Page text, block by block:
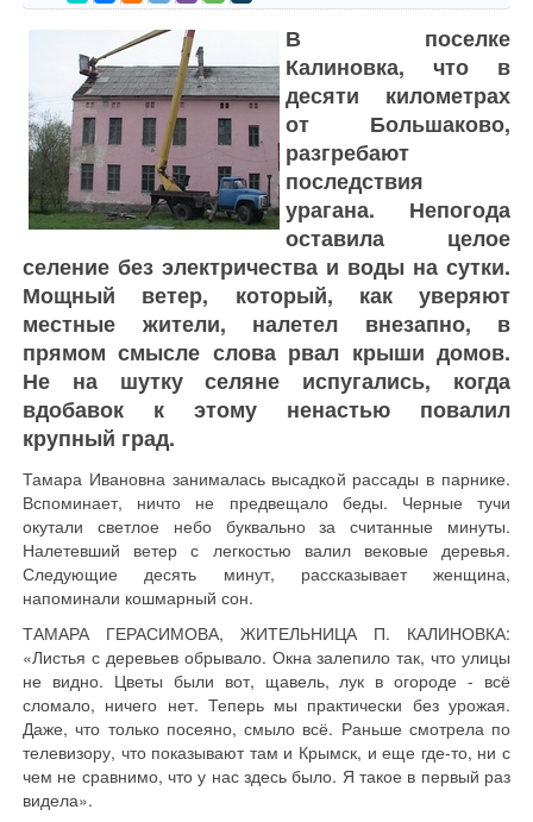
В поселке
Калиновка, что в
десяти километрах
от Большаково,
разгребают
последствия
урагана. Непогода
оставила целое
селение без электричества и воды на сутки.
Мощный ветер, который, как уверяют
местные жители, налетел внезапно, в
прямом смысле слова рвал крыши домов.
Не на шутку селяне испугались, когда
вдобавок к этому ненастью повалил
крупный град.
Тамара Ивановна занималась высадкой рассады в парнике.
Вспоминает, ничто не предвещало беды. Черные тучи
окутали светлое небо буквально за считанные минуты.
Налетевший ветер с легкостью валил вековые деревья.
Следующие десять минут, рассказывает женщина,
напоминали кошмарный сон.
ТАМАРА ГЕРАСИМОВА, ЖИТЕЛЬНИЦА П. КАЛИНОВКА:
«Листья с деревьев обрывало. Окна залепило так, что улицы
не видно. Цветы были вот, щавель, лук в огороде - всё
сломало, ничего нет. Теперь мы практически без урожая.
Даже, что только посеяно, смыло всё. Раньше смотрела по
телевизору, что показывают там и Крымск, и еще где-то, ни с
чем не сравнимо, что у нас здесь было. Я такое в первый раз
видела».